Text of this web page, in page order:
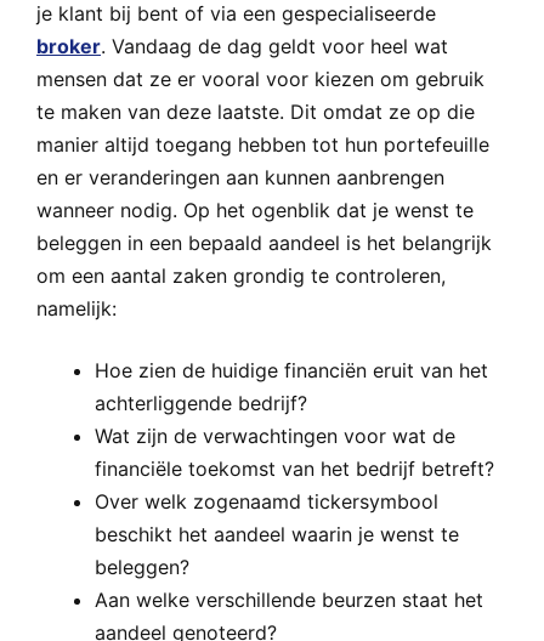
je klant bij bent of via een gespecialiseerde
broker. Vandaag de dag geldt voor heel wat
mensen dat ze er vooral voor kiezen om gebruik
te maken van deze laatste. Dit omdat ze op die
manier altijd toegang hebben tot hun portefeuille
en er veranderingen aan kunnen aanbrengen
wanneer nodig. Op het ogenblik dat je wenst te
beleggen in een bepaald aandeel is het belangrijk
om een aantal zaken grondig te controleren,
namelijk:
Hoe zien de huidige financiën eruit van het
achterliggende bedrijf?
Wat zijn de verwachtingen voor wat de
financiële toekomst van het bedrijf betreft?
Over welk zogenaamd tickersymbool
beschikt het aandeel waarin je wenst te
beleggen?
Aan welke verschillende beurzen staat het
aandeel genoteerd?